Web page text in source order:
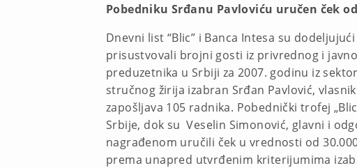
Pobedniku Srđanu Pavloviću uručen ček
Dnevni list “Blic” i Banca Intesa su
prisustvovali brojni gosti iz privrednog i
preduzetnika u Srbiji za 2007. godinu iz
stručnog žirija izabran Srđan Pavlović,
zapošljava 105 radnika. Pobednički trofej
Srbije, dok su Veselin Simonović, glavni i
nagrađenom uručili ček u vrednosti od
prema unapred utvrđenim kriterijumima